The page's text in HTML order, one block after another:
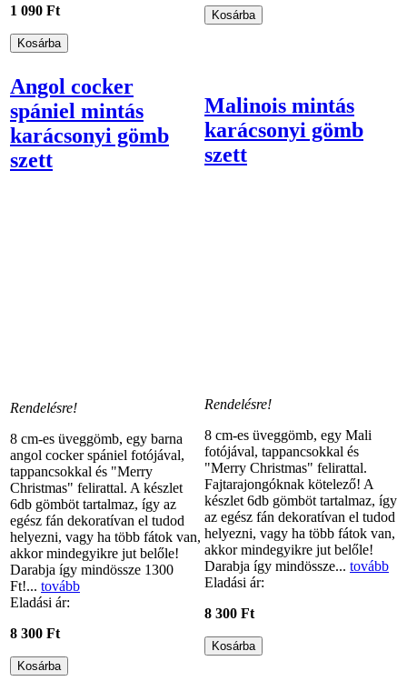
1 090 Ft
Angol cocker
spániel mintás
karácsonyi gömb
szett
Rendelésre!
8 cm-es üveggömb, egy barna
angol cocker spániel fotójával,
tappancsokkal és "Merry
Christmas" felirattal. A készlet
6db gömböt tartalmaz, így az
egész fán dekoratívan el tudod
helyezni, vagy ha több fátok van,
akkor mindegyikre jut belőle!
Darabja így mindössze 1300
Ft!... tovább
Eladási ár:
8 300 Ft
Malinois mintás
karácsonyi gömb
szett
Rendelésre!
8 cm-es üveggömb, egy Mali
fotójával, tappancsokkal és
"Merry Christmas" felirattal.
Fajtarajongóknak kötelező! A
készlet 6db gömböt tartalmaz, így
az egész fán dekoratívan el tudod
helyezni, vagy ha több fátok van,
akkor mindegyikre jut belőle!
Darabja így mindössze... tovább
Eladási ár:
8 300 Ft